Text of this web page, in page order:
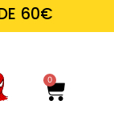
60€
0